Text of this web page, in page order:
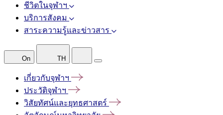
ชีวิตในจุฬาฯ
บริการสังคม
สาระความรู้และข่าวสาร
On TH
เกี่ยวกับจุฬาฯ
ประวัติจุฬาฯ
วิสัยทัศน์และยุทธศาสตร์